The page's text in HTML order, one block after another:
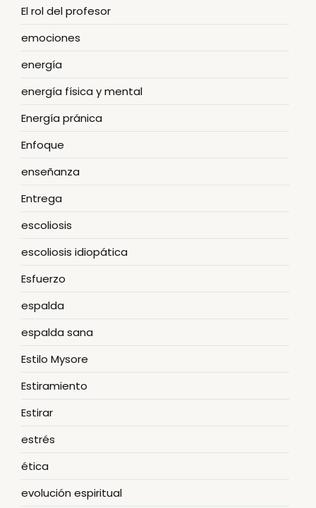
El rol del profesor
emociones
energía
energía física y mental
Energía pránica
Enfoque
enseñanza
Entrega
escoliosis
escoliosis idiopática
Esfuerzo
espalda
espalda sana
Estilo Mysore
Estiramiento
Estirar
estrés
ética
evolución espiritual